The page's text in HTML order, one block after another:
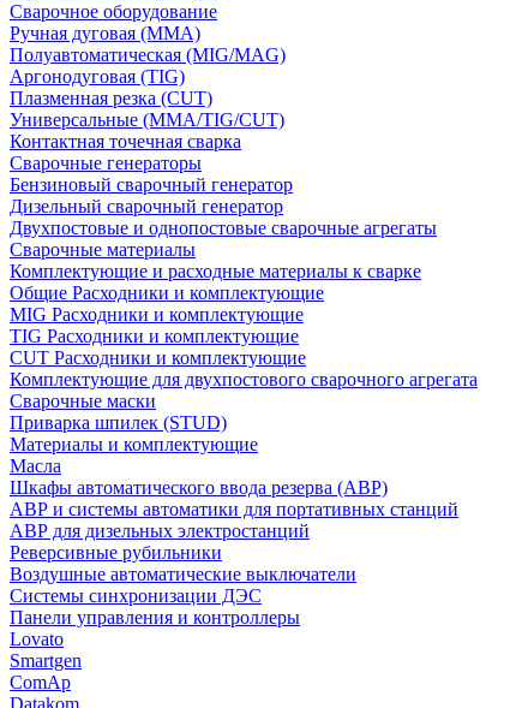
Сварочное оборудование
Ручная дуговая (MMA)
Полуавтоматическая (MIG/MAG)
Аргонодуговая (TIG)
Плазменная резка (CUT)
Универсальные (MMA/TIG/CUT)
Контактная точечная сварка
Сварочные генераторы
Бензиновый сварочный генератор
Дизельный сварочный генератор
Двухпостовые и однопостовые сварочные агрегаты
Сварочные материалы
Комплектующие и расходные материалы к сварке
Общие Расходники и комплектующие
MIG Расходники и комплектующие
TIG Расходники и комплектующие
CUT Расходники и комплектующие
Комплектующие для двухпостового сварочного агрегата
Сварочные маски
Приварка шпилек (STUD)
Материалы и комплектующие
Масла
Шкафы автоматического ввода резерва (АВР)
АВР и системы автоматики для портативных станций
АВР для дизельных электростанций
Реверсивные рубильники
Воздушные автоматические выключатели
Системы синхронизации ДЭС
Панели управления и контроллеры
Lovato
Smartgen
ComAp
Datakom